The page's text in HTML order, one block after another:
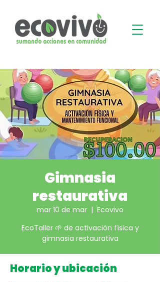
Gimnasia
restaurativa
mar 10 de mar
  |
Ecovivo
EcoTaller 🌱 de activación física y
gimnasia restaurativa
Horario y ubicación